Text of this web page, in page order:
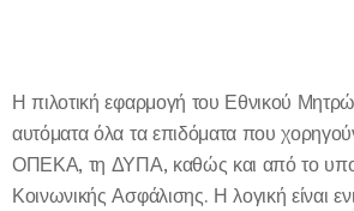
Η πιλοτική εφαρμογή του Εθνικού
αυτόματα όλα τα επιδόματα που
ΟΠΕΚΑ, τη ΔΥΠΑ, καθώς και από το
Κοινωνικής Ασφάλισης. Η λογική είναι